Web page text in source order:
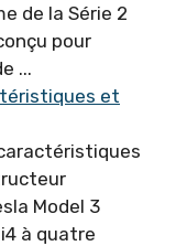
de la Série 2
pour
...
et
Model 3
à quatre